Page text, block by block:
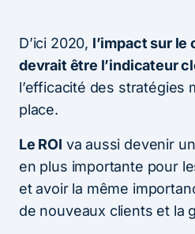
D’ici 2020, l’impact sur le
devrait être l’indicateur
l’efficacité des stratégies
place.
Le ROI va aussi devenir
en plus importante pour
et avoir la même
de nouveaux clients et la